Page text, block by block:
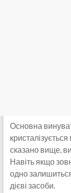
Основна
сказано вище,
Навіть якщо
одно
дієві засоби.